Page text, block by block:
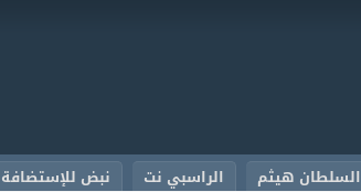
السلطان هيثم الراسبي نت نبض للإستضافة